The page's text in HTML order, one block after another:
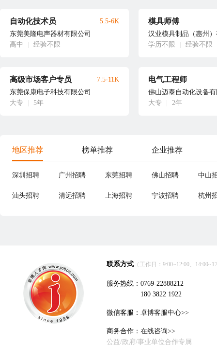
自动化技术员
东莞美隆电声器材有限公司
高中
经验不限
5.5-6K 模具师傅
汉业模具制品（惠州
学历不限
经验不限
高级市场客户专员
东莞保康电子科技有限公司
大专
5年
7.5-11K 电气工程师
佛山迈泰自动化设备
大专
2年
地区推荐 榜单推荐 企业推荐
深圳招聘 广州招聘 东莞招聘 佛山招聘 中山
汕头招聘 清远招聘 上海招聘 宁波招聘 杭州
联系方式 （工作日：9:00~12:00、
服务热线：0769-22888212
180 3822 1922
微信客服： 卓博客服中心>>
商务合作： 在线咨询>>
公益/政府/事业单位合作专属